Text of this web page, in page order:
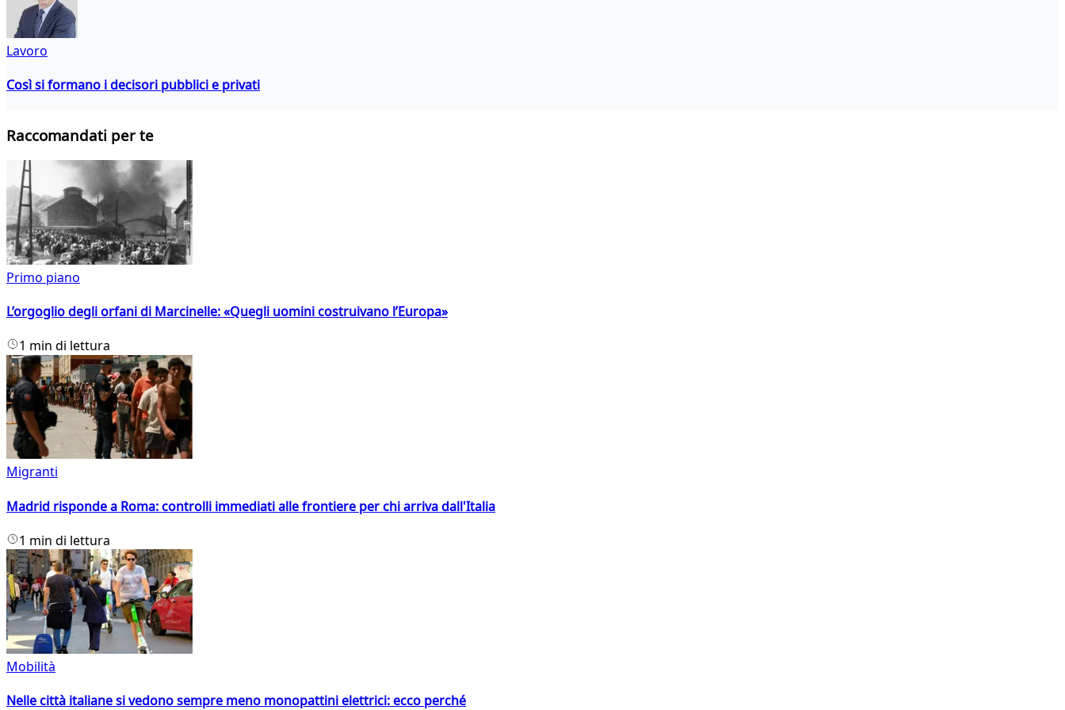
Lavoro
Così si formano i decisori pubblici e privati
Raccomandati per te
Primo piano
L’orgoglio degli orfani di Marcinelle: «Quegli uomini costruivano l’Europa»
1 min di lettura
Migranti
Madrid risponde a Roma: controlli immediati alle frontiere per chi arriva dall'Italia
1 min di lettura
Mobilità
Nelle città italiane si vedono sempre meno monopattini elettrici: ecco perché